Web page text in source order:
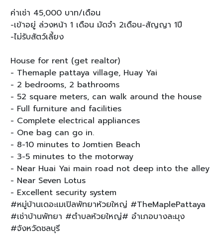
ค่าเช่า 45,000 บาท/เดือน
-เข้าอยู่ ล่วงหน้า 1 เดือน มัดจำ 2เดือน-สัญญา 1ปี
-ไม่รับสัตว์เลี้ยง
House for rent (get realtor)
- Themaple pattaya village, Huay Yai
- 2 bedrooms, 2 bathrooms
- 52 square meters, can walk around the house
- Full furniture and facilities
- Complete electrical appliances
- One bag can go in.
- 8-10 minutes to Jomtien Beach
- 3-5 minutes to the motorway
- Near Huai Yai main road not deep into the alley
- Near Seven Lotus
- Excellent security system
#หมู่บ้านเดอะเมเปิลพัทยาห้วยใหญ่ #TheMaplePattaya
#เช่าบ้านพัทยา #ตำบลห้วยใหญ่# อำเภอบางละมุง
#จังหวัดชลบุรี